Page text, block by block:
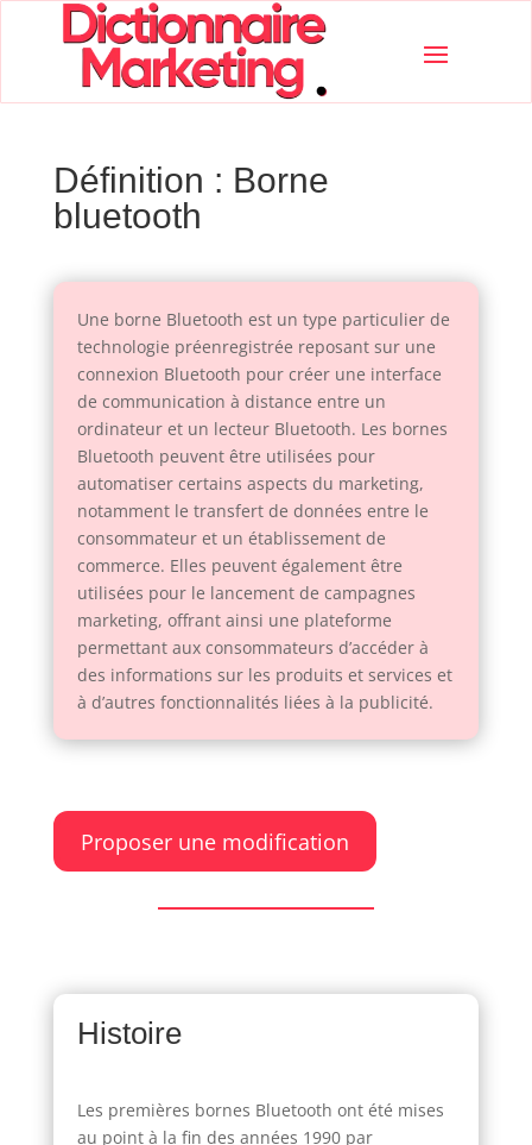
Définition : Borne
bluetooth
Une borne Bluetooth est un type particulier de
technologie préenregistrée reposant sur une
connexion Bluetooth pour créer une interface
de communication à distance entre un
ordinateur et un lecteur Bluetooth. Les bornes
Bluetooth peuvent être utilisées pour
automatiser certains aspects du marketing,
notamment le transfert de données entre le
consommateur et un établissement de
commerce. Elles peuvent également être
utilisées pour le lancement de campagnes
marketing, offrant ainsi une plateforme
permettant aux consommateurs d’accéder à
des informations sur les produits et services et
à d’autres fonctionnalités liées à la publicité.
Proposer une modification
Histoire
Les premières bornes Bluetooth ont été mises
au point à la fin des années 1990 par